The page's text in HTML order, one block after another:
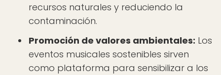
recursos naturales y reduciendo la
contaminación.
Promoción de valores ambientales: Los
eventos musicales sostenibles sirven
como plataforma para sensibilizar a los